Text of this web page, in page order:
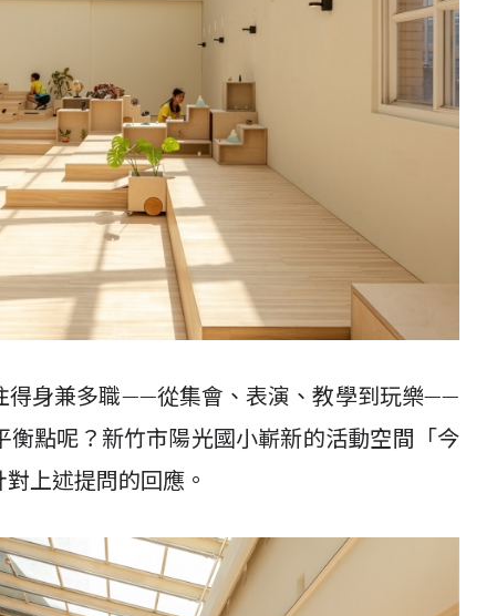
得身兼多職——從集會、表演、教學到玩樂——
點呢？新竹市陽光國小嶄新的活動空間「今
上述提問的回應。